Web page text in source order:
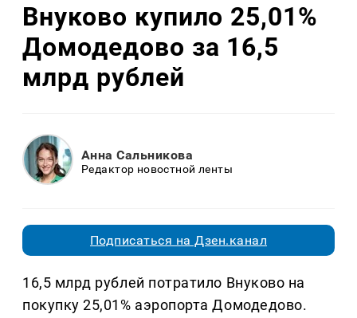
Внуково купило 25,01%
Домодедово за 16,5
млрд рублей
Анна Сальникова
Редактор новостной ленты
Подписаться на Дзен.канал
16,5 млрд рублей потратило Внуково на
покупку 25,01% аэропорта Домодедово.